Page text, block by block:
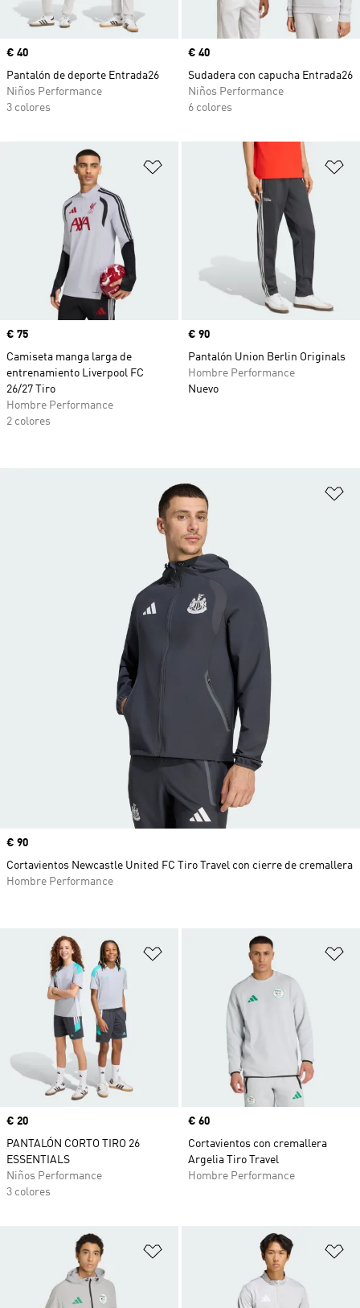
Precio
€ 40
Pantalón de deporte Entrada26
Niños Performance
3 colores
Precio
€ 40
Sudadera con capucha Entrada26
Niños Performance
6 colores
Añadir a la lista de deseos
Precio
€ 75
Camiseta manga larga de
entrenamiento Liverpool FC
26/27 Tiro
Hombre Performance
2 colores
Precio
€ 90
Pantalón Union Berlin Originals
Hombre Performance
Nuevo
Añadir a la lista de deseos
Precio
€ 20
PANTALÓN CORTO TIRO 26
ESSENTIALS
Niños Performance
3 colores
Precio
€ 60
Cortavientos con cremallera
Argelia Tiro Travel
Hombre Performance
Añadir a la lista de deseos
Precio
€ 90
Cortavientos Newcastle United FC Tiro Travel con cierre de cremallera
Hombre Performance